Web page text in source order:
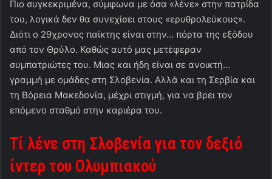
Πιο συγκεκριμένα, σύμφωνα με όσα «λένε» στην πατρίδα
του, λογικά δεν θα συνεχίσει στους «ερυθρολεύκους».
Διότι ο 29χρονος παίκτης είναι στην… πόρτα της εξόδου
από τον Θρύλο. Καθώς αυτό μας μετέφεραν
συμπατριώτες του. Μιας και ήδη είναι σε ανοικτή…
γραμμή με ομάδες στη Σλοβενία. Αλλά και τη Σερβία και
τη Βόρεια Μακεδονία, μέχρι στιγμή, για να βρει τον
επόμενο σταθμό στην καριέρα του.
Τί λένε στη Σλοβενία για τον δεξιό
ίντερ του Ολυμπιακού